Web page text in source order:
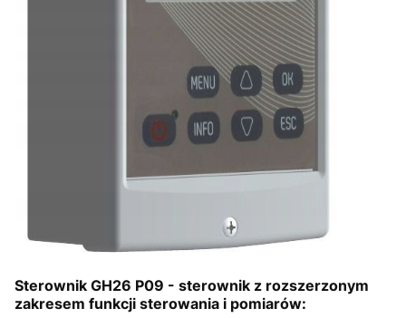
Sterownik GH26 P09 - sterownik z rozszerzonym
zakresem funkcji sterowania i pomiarów: